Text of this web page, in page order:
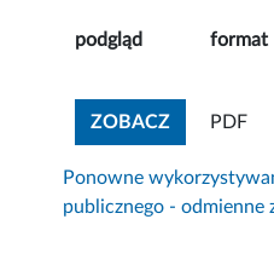
podgląd format
ZOBACZZOBACZ
PDF
Ponowne
publicznego - odmienne